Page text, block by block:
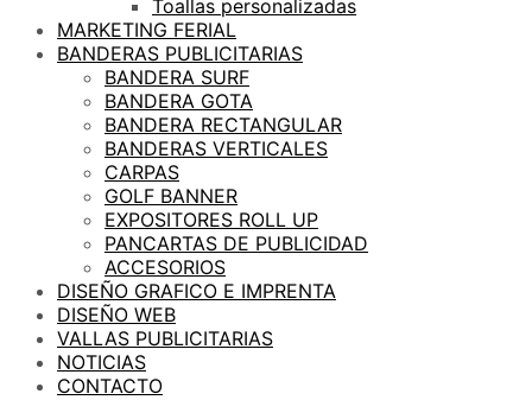
Toallas personalizadas
MARKETING FERIAL
BANDERAS PUBLICITARIAS
BANDERA SURF
BANDERA GOTA
BANDERA RECTANGULAR
BANDERAS VERTICALES
CARPAS
GOLF BANNER
EXPOSITORES ROLL UP
PANCARTAS DE PUBLICIDAD
ACCESORIOS
DISEÑO GRAFICO E IMPRENTA
DISEÑO WEB
VALLAS PUBLICITARIAS
NOTICIAS
CONTACTO